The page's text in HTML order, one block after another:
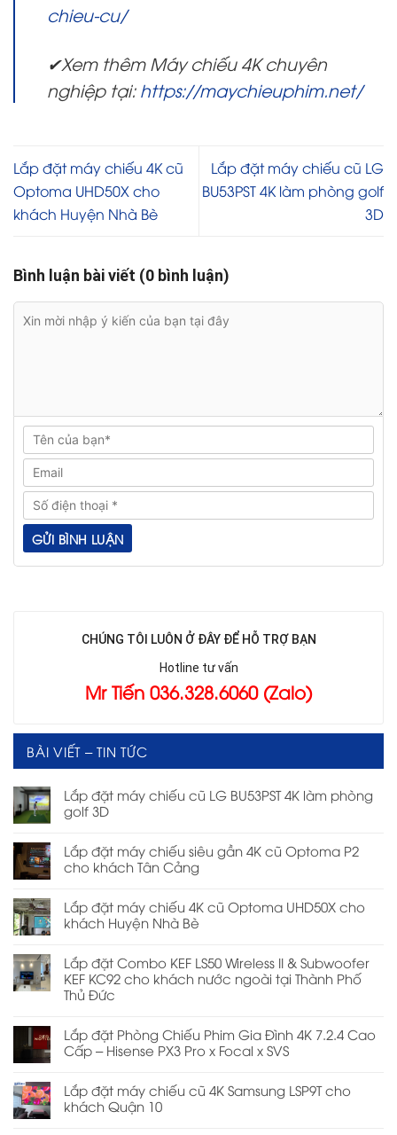
CHÚNG TÔI LUÔN Ở ĐÂY ĐỂ HỖ TRỢ BẠN
Hotline tư vấn
Mr Tiến 036.328.6060 (Zalo)
BÀI VIẾT – TIN TỨC
Lắp đặt máy chiếu cũ LG BU53PST 4K làm phòng
golf 3D
Lắp đặt máy chiếu siêu gần 4K cũ Optoma P2
cho khách Tân Cảng
Lắp đặt máy chiếu 4K cũ Optoma UHD50X cho
khách Huyện Nhà Bè
Lắp đặt Combo KEF LS50 Wireless II & Subwoofer
KEF KC92 cho khách nước ngoài tại Thành Phố
Thủ Đức
Lắp đặt Phòng Chiếu Phim Gia Đình 4K 7.2.4 Cao
Cấp – Hisense PX3 Pro x Focal x SVS
Lắp đặt máy chiếu cũ 4K Samsung LSP9T cho
khách Quận 10
chieu-cu/
✔Xem thêm Máy chiếu 4K chuyên
nghiệp tại:https://maychieuphim.net/
Lắp đặt máy chiếu 4K cũ
Optoma UHD50X cho
khách Huyện Nhà Bè
Lắp đặt máy chiếu cũ LG
BU53PST 4K làm phòng golf
3D
Bình luận bài viết (0 bình luận)